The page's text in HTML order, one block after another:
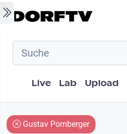
Skip to main content
Hauptnavigation
Live Lab Upload
Gustav Pomberger